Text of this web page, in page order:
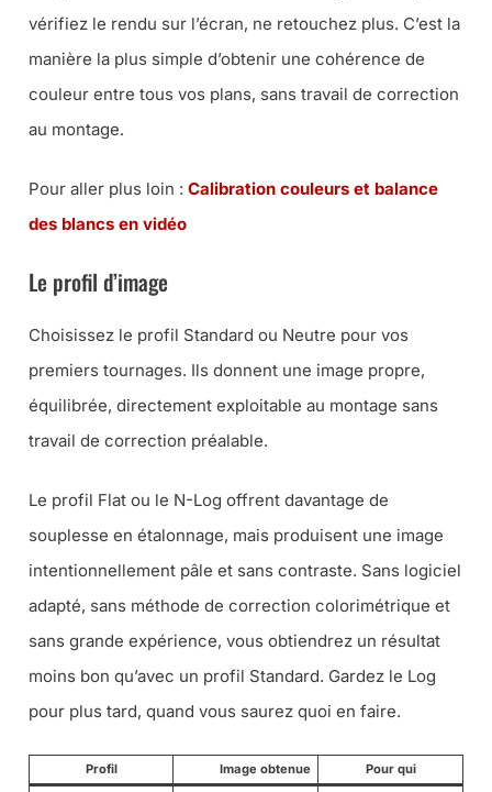
vérifiez le rendu sur l’écran, ne retouchez plus. C’est la
manière la plus simple d’obtenir une cohérence de
couleur entre tous vos plans, sans travail de correction
au montage.
Pour aller plus loin : Calibration couleurs et balance
des blancs en vidéo
Le profil d’image
Choisissez le profil Standard ou Neutre pour vos
premiers tournages. Ils donnent une image propre,
équilibrée, directement exploitable au montage sans
travail de correction préalable.
Le profil Flat ou le N-Log offrent davantage de
souplesse en étalonnage, mais produisent une image
intentionnellement pâle et sans contraste. Sans logiciel
adapté, sans méthode de correction colorimétrique et
sans grande expérience, vous obtiendrez un résultat
moins bon qu’avec un profil Standard. Gardez le Log
pour plus tard, quand vous saurez quoi en faire.
Profil Image obtenue Pour qui